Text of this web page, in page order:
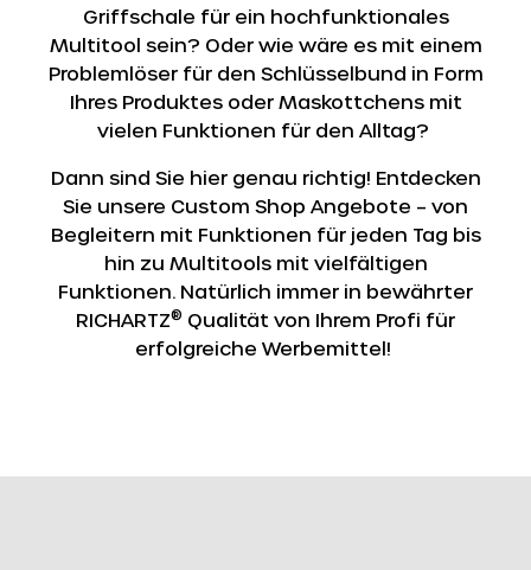
Griffschale für ein hochfunktionales
Multitool sein? Oder wie wäre es mit einem
Problemlöser für den Schlüsselbund in Form
Ihres Produktes oder Maskottchens mit
vielen Funktionen für den Alltag?
Dann sind Sie hier genau richtig! Entdecken
Sie unsere Custom Shop Angebote – von
Begleitern mit Funktionen für jeden Tag bis
hin zu Multitools mit vielfältigen
Funktionen. Natürlich immer in bewährter
RICHARTZ® Qualität von Ihrem Profi für
erfolgreiche Werbemittel!